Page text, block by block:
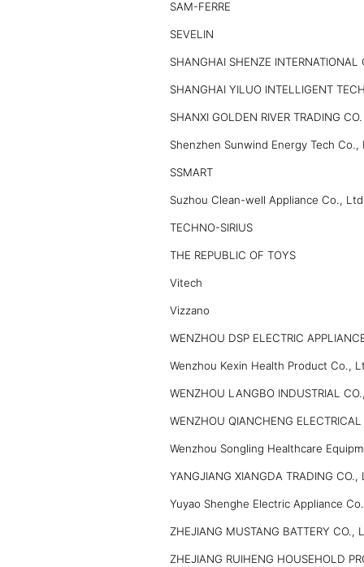
SAM-FERRE
SEVELIN
SHANGHAI SHENZE INTERNATIONAL
SHANGHAI YILUO INTELLIGENT
SHANXI GOLDEN RIVER TRADING CO.
Shenzhen Sunwind Energy Tech Co.,
SSMART
Suzhou Clean-well Appliance Co., Ltd
TECHNO-SIRIUS
THE REPUBLIC OF TOYS
Vitech
Vizzano
WENZHOU DSP ELECTRIC
Wenzhou Kexin Health Product Co.,
WENZHOU LANGBO INDUSTRIAL
WENZHOU QIANCHENG
Wenzhou Songling Healthcare
YANGJIANG XIANGDA TRADING CO.,
Yuyao Shenghe Electric Appliance
ZHEJIANG MUSTANG BATTERY CO.,
ZHEJIANG RUIHENG HOUSEHOLD